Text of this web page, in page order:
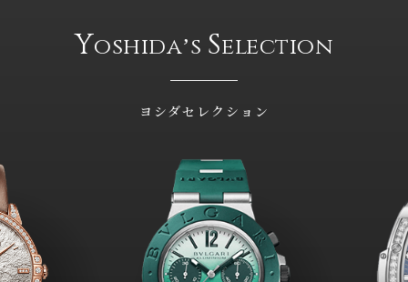
Yoshidaʼs Selection
ヨシダセレクション